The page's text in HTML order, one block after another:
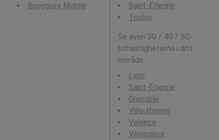
Bouygues Mobile
Saint-Étienne
Toulon
Se även 3G / 4G / 5G-
bithastigheterna i ditt
område :
Lyon
Saint-Étienne
Grenoble
Villeurbanne
Valence
Vénissieux